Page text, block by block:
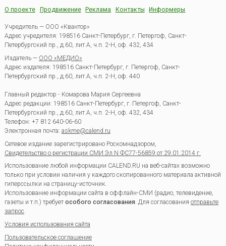
О проекте Продвижение Реклама Контакты Информеры
Учредитель — ООО «Квантор»
Адрес учредителя: 198516 Санкт-Петербург, г. Петергоф, Санкт-
Петербургский пр., д.60, лит.А, ч.п. 2-Н, оф. 432, 434
Издатель — ООО «МЕДИО»
Адрес издателя: 198516 Санкт-Петербург, г. Петергоф, Санкт-
Петербургский пр., д.60, лит.А, ч.п. 2-Н, оф. 440
Главный редактор - Комарова Мария Сергеевна
Адрес редакции: 198516 Санкт-Петербург, г. Петергоф, Санкт-
Петербургский пр., д.60, лит.А, ч.п. 2-Н, оф. 432, 434
Телефон: +7 812 640-06-60
Электронная почта: askme@calend.ru
Сетевое издание зарегистрировано Роскомнадзором,
Свидетельство о регистрации СМИ Эл.N ФС77-56859 от 29.01.2014 г.
Использование любой информации CALEND.RU на веб-сайтах возможно
только при условии наличия у каждого скопированного материала активной
гиперссылки на страницу-источник.
Использование информации сайта в оффлайн-СМИ (радио, телевидение,
газеты и т.п.) требуетособого согласования. Для согласования отправьте
запрос.
Условия использования сайта
Пользовательское соглашение